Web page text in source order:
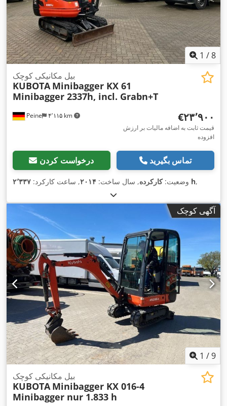
1 /8
Peine ۴٬۱۱۵ km
بیل مکانیکی کوچک
KUBOTA Minibagger KX 61
Minibagger 2337h, incl. Grabn+T
‎€۲۳٬۹۰۰
قیمت ثابت به اضافه مالیات بر ارزش
افزوده
درخواست کردن تماس بگیرید
وضعیت:کارکرده, سال ساخت: ۲۰۱۴, ساعت کارکرد: ۲٬۳۳۷ h,
آگهی کوچک
1 /9
بیل مکانیکی کوچک
KUBOTA Minibagger KX 016-4
Minibagger nur 1.833 h